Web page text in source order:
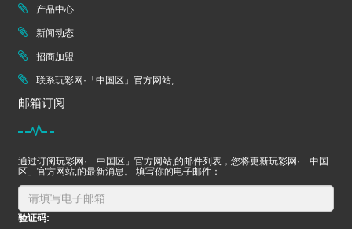
产品中心
新闻动态
招商加盟
联系玩彩网·「中国区」官方网站,
邮箱订阅
通过订阅玩彩网·「中国区」官方网站,的邮件列表，您将更新玩彩网·「中国
区」官方网站,的最新消息。 填写你的电子邮件：
验证码: